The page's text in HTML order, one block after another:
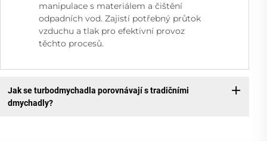
manipulace s materiálem a čištění
odpadních vod. Zajistí potřebný průtok
vzduchu a tlak pro efektivní provoz
těchto procesů.
Jak se turbodmychadla porovnávají s tradičními
dmychadly?